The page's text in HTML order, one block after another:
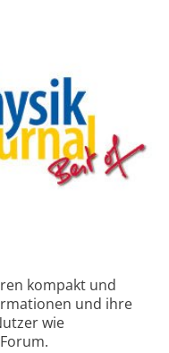
kompakt und
und ihre
wie